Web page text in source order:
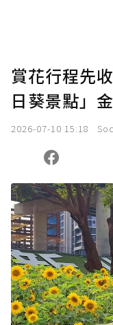
賞花行程先
日葵景點」
2026-07-10 15:18